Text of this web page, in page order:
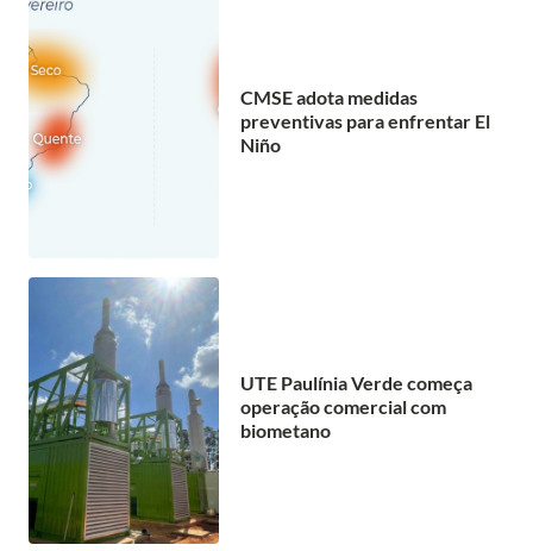
CMSE adota medidas
preventivas para enfrentar El
Niño
UTE Paulínia Verde começa
operação comercial com
biometano